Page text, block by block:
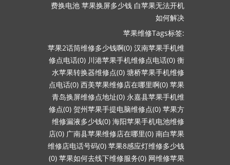
费换电池 苹果换屏多少钱 白苹果无法开机
如何解决
苹果维修Tags标签:
苹果2话筒维修多少钱啊(0) 汉南苹果手机维
修点电话(0) 川港苹果手机维修点电话(0) 衡
水苹果转换器维修点(0) 塘桥苹果手机维修
点电话(0) 西美苹果维修店在哪里啊(0) 苹果
青岛换屏维修点地址(0) 永嘉县苹果手机维
修点(0) 贺州苹果手提电脑维修点(0) 苹果方
维修漏液多少钱(0) 海阳苹果手机电池维修
店(0) 广南县苹果维修店在哪里(0) 南白苹果
维修店电话号码(0) 苹果8感应灯维修多少钱
(0) 苹果如何去线下维修服务(0) 网维修苹果